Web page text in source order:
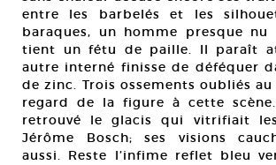
entre les barbelés et les
baraques, un homme presque
tient un fétu de paille. Il paraît
autre interné finisse de déféquer
de zinc. Trois ossements oubliés
regard de la figure à cette
retrouvé le glacis qui vitrifiait
Jérôme Bosch; ses visions
aussi. Reste l’infime reflet bleu